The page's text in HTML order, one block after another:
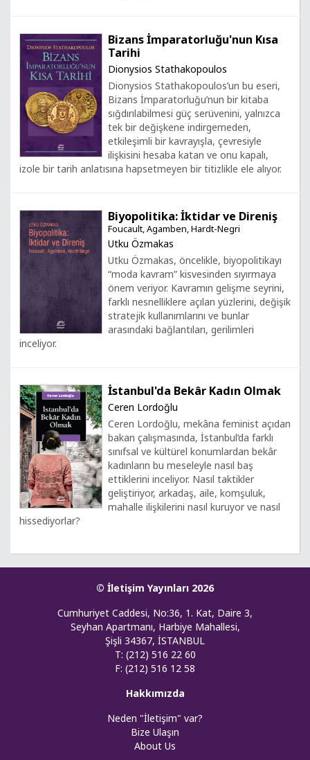
Bizans İmparatorluğu'nun Kısa
Tarihi
Dionysios Stathakopoulos
Dionysios Stathakopoulos’un bu eseri,
Bizans İmparatorluğu’nun bir kitaba
sığdırılabilmesi güç serüvenini, yalnızca
tek bir değişkene indirgemeden,
etkileşimli bir kavrayışla, çevresiyle
ilişkisini hesaba katan ve onu kapalı,
izole bir tarih anlatısına hapsetmeyen bir titizlikle ele alıyor.
Biyopolitika: İktidar ve Direniş
Foucault, Agamben, Hardt-Negri
Utku Özmakas
Utku Özmakas, öncelikle, biyopolitikayı
“moda kavram” kisvesinden sıyırmaya
önem veriyor. Kavramın gelişme seyrini,
farklı nesnelliklere açılan yüzlerini, değişik
stratejik kullanımlarını ve bunlar
arasındaki bağlantıları, gerilimleri
inceliyor.
İstanbul'da Bekâr Kadın Olmak
Ceren Lordoğlu
Ceren Lordoğlu, mekâna feminist açıdan
bakan çalışmasında, İstanbul’da farklı
sınıfsal ve kültürel konumlardan bekâr
kadınların bu meseleyle nasıl baş
ettiklerini inceliyor. Nasıl taktikler
geliştiriyor, arkadaş, aile, komşuluk,
mahalle ilişkilerini nasıl kuruyor ve nasıl
hissediyorlar?
© İletişim Yayınları 2026
Cumhuriyet Caddesi, No:36, 1. Kat, Daire 3,
Seyhan Apartmanı, Harbiye Mahallesi,
Şişli 34367, İSTANBUL
T: (212) 516 22 60
F: (212) 516 12 58
Hakkımızda
Neden "İletişim" var?
Bize Ulaşın
About Us